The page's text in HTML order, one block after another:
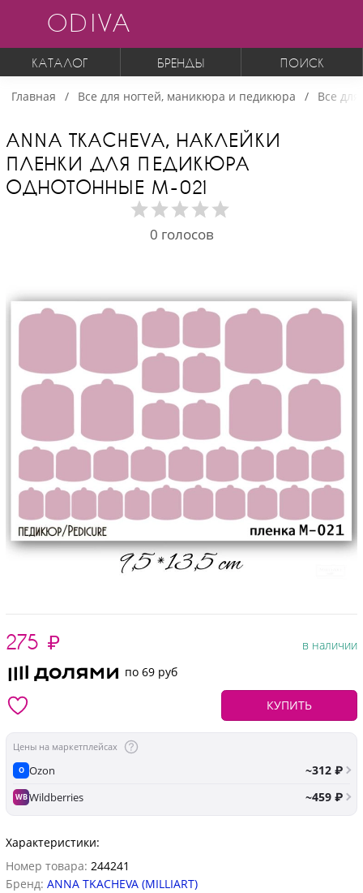
ODIVA
КАТАЛОГ БРЕНДЫ ПОИСК
Главная Все для ногтей, маникюра и педикюра Все
ANNA TKACHEVA, НАКЛЕЙКИ
ПЛЕНКИ ДЛЯ ПЕДИКЮРА
ОДНОТОННЫЕ М-021
0 голосов
275 ₽
в наличии
по 69 руб
КУПИТЬ
Цены на маркетплейсах
O Ozon ~312 ₽
WBWildberries ~459 ₽
Характеристики:
Номер товара: 244241
Бренд: ANNA TKACHEVA (MILLIART)